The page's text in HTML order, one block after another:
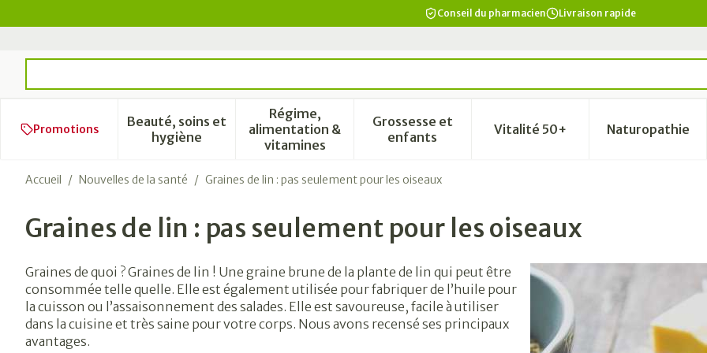
Conseil du pharmacien Livraison rapide
Promotions
Beauté, soins et
hygièneAfficher le sous-menu pour la catégorie Beauté, soins et hygiène
Régime,
alimentation &
vitamines
Afficher le sous-menu pour la catégorie Régime, alimentation &
Grossesse et
enfantsAfficher le sous-menu pour la catégorie
Vitalité 50+Afficher le sous-menu pour
Naturopathie
Afficher
Accueil / Nouvelles de la santé / Graines de lin : pas seulement pour les oiseaux
Graines de lin : pas seulement pour les oiseaux
Graines de quoi ? Graines de lin ! Une graine brune de la plante de lin qui peut être
consommée telle quelle. Elle est également utilisée pour fabriquer de l’huile pour
la cuisson ou l’assaisonnement des salades. Elle est savoureuse, facile à utiliser
dans la cuisine et très saine pour votre corps. Nous avons recensé ses principaux
avantages.